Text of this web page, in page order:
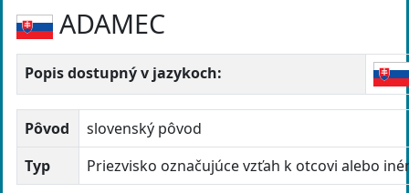
ADAMEC
Popis dostupný v jazykoch:
Pôvod
slovenský pôvod
Typ
Priezvisko označujúce vzťah k otcovi alebo